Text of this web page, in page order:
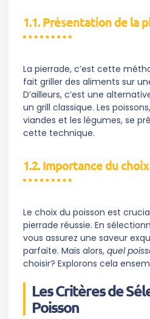
1.1. Présentation de la
La pierrade, c’est cette
fait griller des aliments sur
D’ailleurs, c’est une
un grill classique. Les
viandes et les légumes, se
cette technique.
1.2. Importance du
Le choix du poisson est
pierrade réussie. En
vous assurez une saveur
parfaite. Mais alors, quel
choisir? Explorons cela
Les Critères de
Poisson